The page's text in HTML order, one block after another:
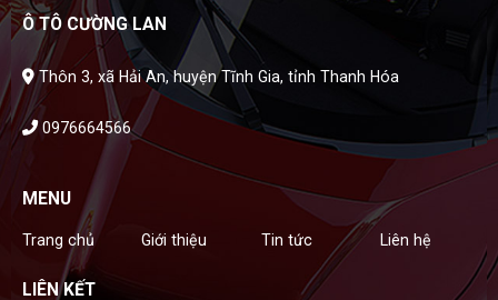
Ô TÔ CƯỜNG LAN
Thôn 3, xã Hải An, huyện Tĩnh Gia, tỉnh Thanh Hóa
0976664566
MENU
Trang chủ Giới thiệu Tin tức Liên hệ
LIÊN KẾT